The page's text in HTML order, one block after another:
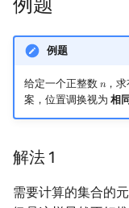
例题
给定一个正整数 𝑛
n，
案，位置调换视为 相同
解法 1
需要计算的集合的